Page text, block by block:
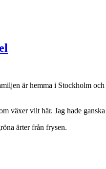
är hemma i Stockholm
växer vilt här. Jag hade
ärter från frysen.